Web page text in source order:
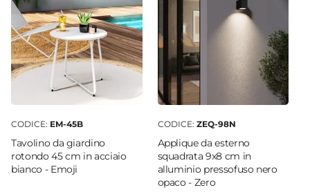
CODICE: EM-45B
Tavolino da giardino
rotondo 45 cm in acciaio
bianco - Emoji
CODICE: ZEQ-98N
Applique da esterno
squadrata 9x8 cm in
alluminio pressofuso nero
opaco - Zero